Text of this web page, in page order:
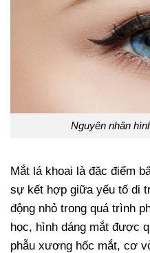
Nguyên nhân
Mắt lá khoai là đặc điểm
sự kết hợp giữa yếu tố di
động nhỏ trong quá trình
học, hình dáng mắt được
phẫu xương hốc mắt, cơ